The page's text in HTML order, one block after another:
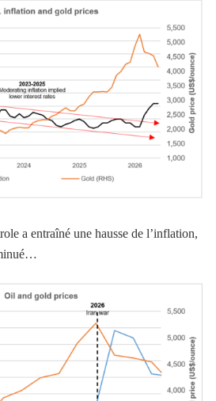
a entraîné une hausse de l’inflation,